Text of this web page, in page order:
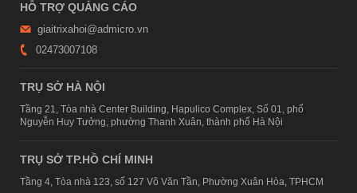
HỖ TRỢ QUẢNG CÁO
giaitrixahoi@admicro.vn
02473007108
TRỤ SỞ HÀ NỘI
Tầng 21, Tòa nhà Center Building, Hapulico Complex, Số 01, phố
Nguyễn Huy Tưởng, phường Thanh Xuân, thành phố Hà Nội
TRỤ SỞ TP.HỒ CHÍ MINH
Tầng 4, Tòa nhà 123, số 127 Võ Văn Tần, Phường Xuân Hòa, TPHCM